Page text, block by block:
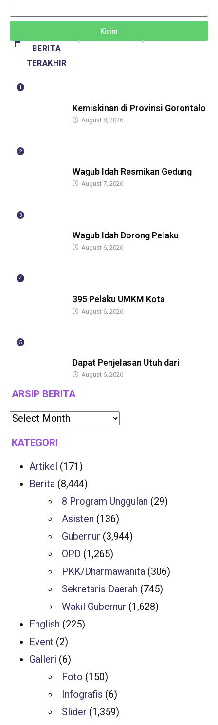
Kirim
BERITA
TERAKHIR
1
Kemiskinan di Provinsi Gorontalo
August 8, 2026
2
Wagub Idah Resmikan Gedung
August 7, 2026
3
Wagub Idah Dorong Pelaku
August 6, 2026
4
395 Pelaku UMKM Kota
August 6, 2026
5
Dapat Penjelasan Utuh dari
August 6, 2026
ARSIP BERITA
KATEGORI
Artikel (171)
Berita (8,444)
8 Program Unggulan (29)
Asisten (136)
Gubernur (3,944)
OPD (1,265)
PKK/Dharmawanita (306)
Sekretaris Daerah (745)
Wakil Gubernur (1,628)
English (225)
Event (2)
Galleri (6)
Foto (150)
Infografis (6)
Slider (1,359)